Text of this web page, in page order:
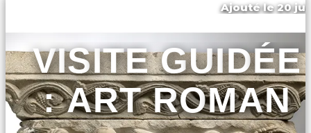
Ajouté le 20
VISITE GUIDÉE
: ART ROMAN